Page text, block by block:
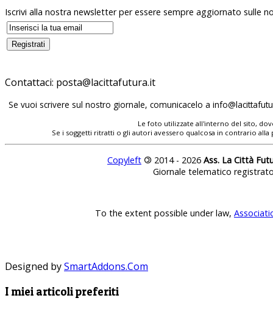
Iscrivi alla nostra newsletter per essere sempre aggiornato sulle
Contattaci: posta@lacittafutura.it
Se vuoi scrivere sul nostro giornale, comunicacelo a
Le foto utilizzate all'interno del sito,
Se i soggetti ritratti o gli autori avessero qualcosa in contrario
Copyleft © 2014 - 2026 Ass. La Città
Giornale telematico
To the extent possible under law,
Designed bySmartAddons.Com
I miei articoli preferiti